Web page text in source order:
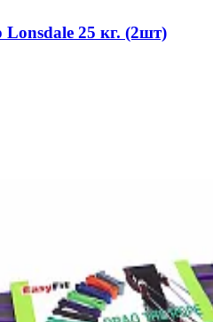
Lonsdale 25 кг. (2шт)